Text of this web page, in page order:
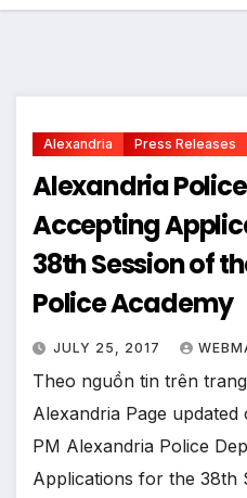
Alexandria Press Releases
Alexandria
Accepting
38th Session of
Police Academy
JULY 25, 2017
Theo nguồn tin trên
Alexandria Page
PM Alexandria Police
Applications for the 38th